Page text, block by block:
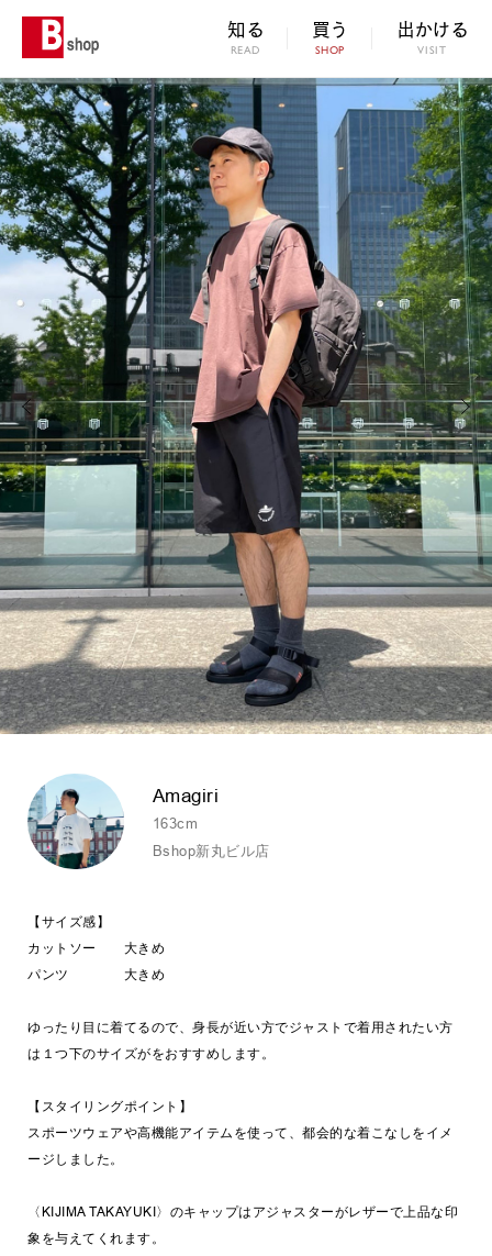
知る
READ
買う
SHOP
出かける
VISIT
Amagiri
163cm
Bshop新丸ビル店
【サイズ感】
カットソー 大きめ
パンツ 大きめ
ゆったり目に着てるので、身長が近い方でジャストで着用されたい方
は１つ下のサイズがをおすすめします。
【スタイリングポイント】
スポーツウェアや高機能アイテムを使って、都会的な着こなしをイメ
ージしました。
〈KIJIMA TAKAYUKI〉のキャップはアジャスターがレザーで上品な印
象を与えてくれます。